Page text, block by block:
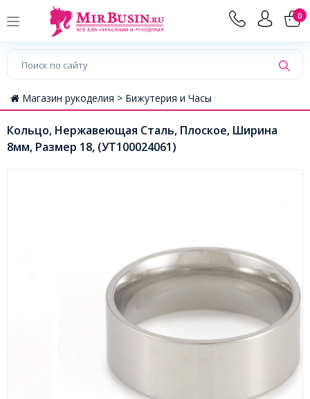
0
Магазин рукоделия > Бижутерия и Часы
Кольцо, Нержавеющая Сталь, Плоское, Ширина
8мм, Размер 18, (УТ100024061)